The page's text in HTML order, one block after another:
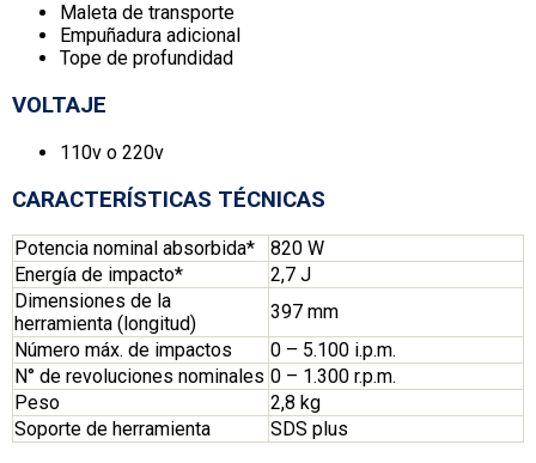
Maleta de transporte
Empuñadura adicional
Tope de profundidad
VOLTAJE
110v o 220v
CARACTERÍSTICAS TÉCNICAS
Potencia nominal absorbida*
820 W
Energía de impacto*
2,7 J
Dimensiones de la
herramienta (longitud)
397 mm
Número máx. de impactos
0 – 5.100 i.p.m.
N° de revoluciones nominales 0 – 1.300 r.p.m.
Peso
2,8 kg
Soporte de herramienta
SDS plus